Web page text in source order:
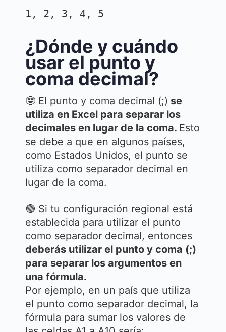
1, 2, 3, 4, 5
¿Dónde y cuándo
usar el punto y
coma decimal?
🤓 El punto y coma decimal (;) se
utiliza en Excel para separar los
decimales en lugar de la coma. Esto
se debe a que en algunos países,
como Estados Unidos, el punto se
utiliza como separador decimal en
lugar de la coma.
🟢 Si tu configuración regional está
establecida para utilizar el punto
como separador decimal, entonces
deberás utilizar el punto y coma (;)
para separar los argumentos en
una fórmula.
Por ejemplo, en un país que utiliza
el punto como separador decimal, la
fórmula para sumar los valores de